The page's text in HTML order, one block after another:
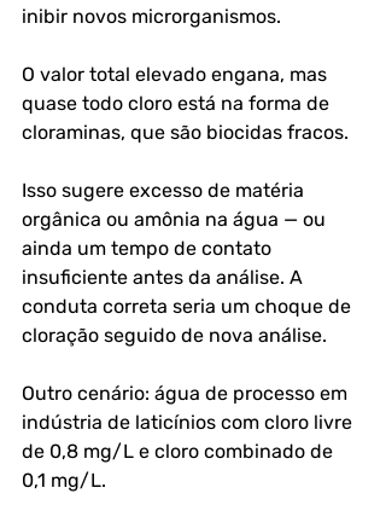
inibir novos microrganismos.
O valor total elevado engana, mas
quase todo cloro está na forma de
cloraminas, que são biocidas fracos.
Isso sugere excesso de matéria
orgânica ou amônia na água — ou
ainda um tempo de contato
insuficiente antes da análise. A
conduta correta seria um choque de
cloração seguido de nova análise.
Outro cenário: água de processo em
indústria de laticínios com cloro livre
de 0,8 mg/L e cloro combinado de
0,1 mg/L.